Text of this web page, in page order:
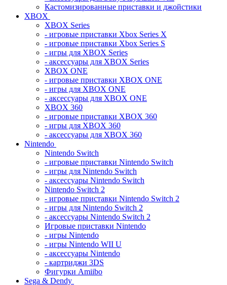
Кастомизированные приставки и джойстики
XBOX
XBOX Series
- игровые приставки Xbox Series X
- игровые приставки Xbox Series S
- игры для XBOX Series
- аксессуары для XBOX Series
XBOX ONE
- игровые приставки XBOX ONE
- игры для XBOX ONE
- аксессуары для XBOX ONE
XBOX 360
- игровые приставки XBOX 360
- игры для XBOX 360
- аксессуары для XBOX 360
Nintendo
Nintendo Switch
- игровые приставки Nintendo Switch
- игры для Nintendo Switch
- аксессуары Nintendo Switch
Nintendo Switch 2
- игровые приставки Nintendo Switch 2
- игры для Nintendo Switch 2
- аксессуары Nintendo Switch 2
Игровые приставки Nintendo
- игры Nintendo
- игры Nintendo WII U
- аксессуары Nintendo
- картриджи 3DS
Фигурки Amiibo
Sega & Dendy